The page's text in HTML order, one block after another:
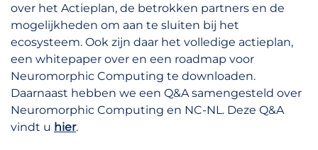
over het Actieplan, de betrokken partners en de
mogelijkheden om aan te sluiten bij het
ecosysteem. Ook zijn daar het volledige actieplan,
een whitepaper over en een roadmap voor
Neuromorphic Computing te downloaden.
Daarnaast hebben we een Q&A samengesteld over
Neuromorphic Computing en NC-NL. Deze Q&A
vindt u hier.